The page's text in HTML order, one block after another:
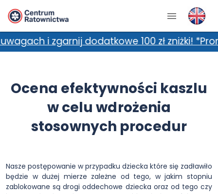
i zgarnij dodatkowe 100 zł zniżki!
Ocena efektywności kaszlu
w celu wdrożenia
stosownych procedur
Nasze postępowanie w przypadku dziecka które się zadławiło
będzie w dużej mierze zależne od tego, w jakim stopniu
zablokowane są drogi oddechowe dziecka oraz od tego czy